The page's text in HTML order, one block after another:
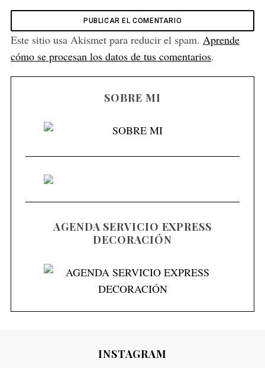
Este sitio usa Akismet para reducir el spam. Aprende
cómo se procesan los datos de tus comentarios.
SOBRE MI
AGENDA SERVICIO EXPRESS
DECORACIÓN
INSTAGRAM